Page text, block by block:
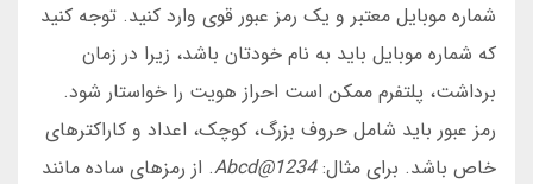
شماره موبایل معتبر و یک رمز عبور قوی وارد کنید. توجه کنید
که شماره موبایل باید به نام خودتان باشد، زیرا در زمان
برداشت، پلتفرم ممکن است احراز هویت را خواستار شود.
رمز عبور باید شامل حروف بزرگ، کوچک، اعداد و کاراکترهای
خاص باشد. برای مثال:Abcd@1234. از رمزهای ساده مانند